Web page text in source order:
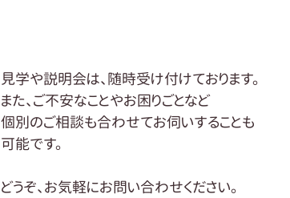
見学や説明会は、随時受け付けております。
また、ご不安なことやお困りごとなど
個別のご相談も合わせてお伺いすることも
可能です。
どうぞ、お気軽にお問い合わせください。